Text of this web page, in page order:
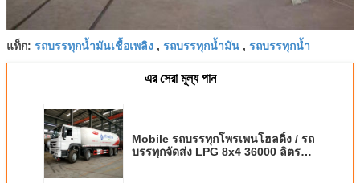
แท็ก: รถบรรทุกน้ำมันเชื้อเพลิง , รถบรรทุกน้ำมัน , รถบรรทุกน้ำ
এর সেরা মূল্য পান
Mobile รถบรรทุกโพรเพนโฮลดิ้ง / รถ
บรรทุกจัดส่ง LPG 8x4 36000 ลิตร